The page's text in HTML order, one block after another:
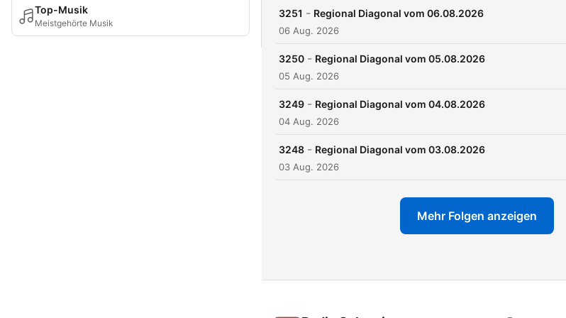
Top-Musik
Meistgehörte Musik
3251 - Regional Diagonal vom 06.08.2026
06 Aug. 2026
3250 - Regional Diagonal vom 05.08.2026
05 Aug. 2026
3249 - Regional Diagonal vom 04.08.2026
04 Aug. 2026
3248 - Regional Diagonal vom 03.08.2026
03 Aug. 2026
Mehr Folgen anzeigen